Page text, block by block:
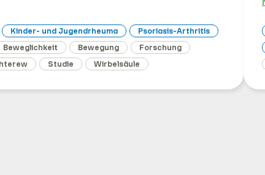
Kinder- und Jugendrheuma
Psoriasis-Arthritis
Beweglichkeit Bewegung
Forschung
Studie Wirbelsäule